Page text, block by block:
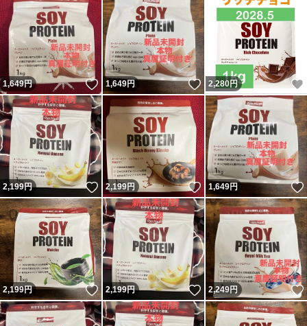
1,649円 いいね！
1,649円 いいね！
2,280円
2,199円 いいね！
2,199円 いいね！
1,649円
2,199円 いいね！
2,199円 いいね！
2,249円